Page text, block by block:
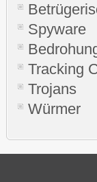
Spyware
Tracking
Trojans
Würmer